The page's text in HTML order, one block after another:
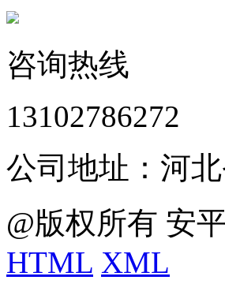
咨询热线
13102786272
公司地址：河
@版权所有 安
HTML XML